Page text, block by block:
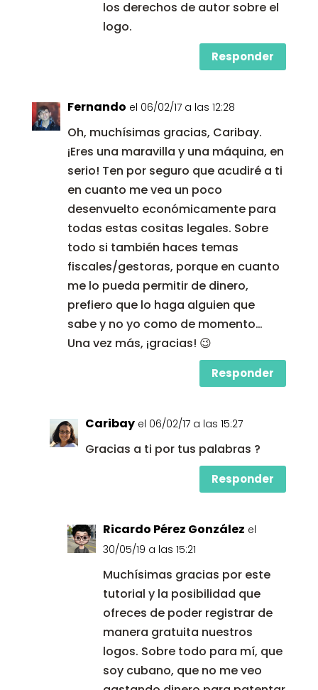
los derechos de autor sobre el
logo.
Responder
Fernando el 06/02/17 a las 12:28
Oh, muchísimas gracias, Caribay.
¡Eres una maravilla y una máquina, en
serio! Ten por seguro que acudiré a ti
en cuanto me vea un poco
desenvuelto económicamente para
todas estas cositas legales. Sobre
todo si también haces temas
fiscales/gestoras, porque en cuanto
me lo pueda permitir de dinero,
prefiero que lo haga alguien que
sabe y no yo como de momento…
Una vez más, ¡gracias! 😉
Responder
Caribay el 06/02/17 a las 15:27
Gracias a ti por tus palabras ?
Responder
Ricardo Pérez González el
30/05/19 a las 15:21
Muchísimas gracias por este
tutorial y la posibilidad que
ofreces de poder registrar de
manera gratuita nuestros
logos. Sobre todo para mí, que
soy cubano, que no me veo